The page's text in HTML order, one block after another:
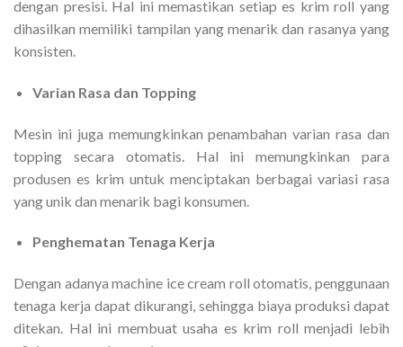
dengan presisi. Hal ini memastikan setiap es krim roll yang
dihasilkan memiliki tampilan yang menarik dan rasanya yang
konsisten.
Varian Rasa dan Topping
Mesin ini juga memungkinkan penambahan varian rasa dan
topping secara otomatis. Hal ini memungkinkan para
produsen es krim untuk menciptakan berbagai variasi rasa
yang unik dan menarik bagi konsumen.
Penghematan Tenaga Kerja
Dengan adanya machine ice cream roll otomatis, penggunaan
tenaga kerja dapat dikurangi, sehingga biaya produksi dapat
ditekan. Hal ini membuat usaha es krim roll menjadi lebih